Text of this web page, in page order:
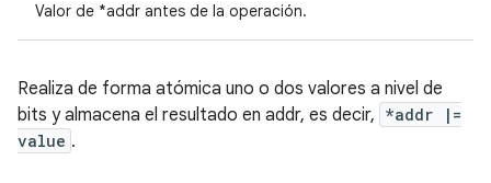
Valor de *addr antes de la operación.
Realiza de forma atómica uno o dos valores a nivel de
bits y almacena el resultado en addr, es decir, *addr |=
value .